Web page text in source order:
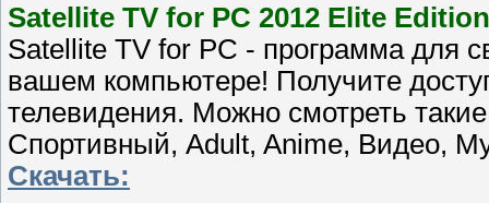
Satellite TV for PC 2012 Elite Edition
Satellite TV for PC - программа для
вашем компьютере! Получите
телевидения. Можно смотреть
Спортивный, Adult, Anime, Видео,
Скачать: